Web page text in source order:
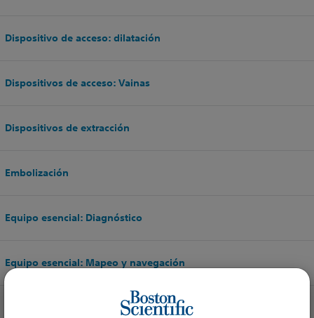
Dispositivo de acceso: dilatación
Dispositivos de acceso: Vainas
Dispositivos de extracción
Embolización
Equipo esencial: Diagnóstico
Equipo esencial: Mapeo y navegación
Esfínter Urinario Artificial